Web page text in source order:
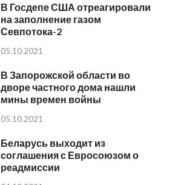
В Госдепе США отреагировали
на заполнение газом
Севпотока-2
05.10.2021
В Запорожской области во
дворе частного дома нашли
мины времен войны
05.10.2021
Беларусь выходит из
соглашения с Евросоюзом о
реадмиссии